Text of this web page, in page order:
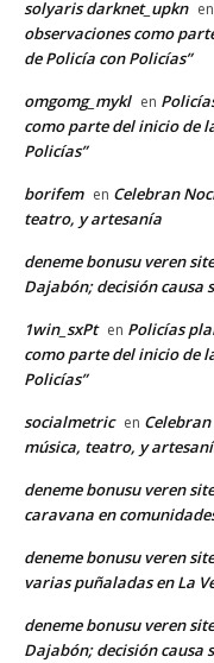
solyaris darknet_upkn en
observaciones como
de Policía con Policías”
omgomg_mykl en
como parte del inicio de
Policías”
borifem en Celebran
teatro, y artesanía
deneme bonusu veren
Dajabón; decisión causa
1win_sxPt en Policías
como parte del inicio de
Policías”
socialmetric en
música, teatro, y
deneme bonusu veren
caravana en
deneme bonusu veren
varias puñaladas en La
deneme bonusu veren
Dajabón; decisión causa